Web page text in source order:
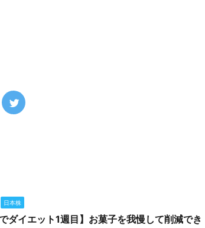
日本株
でダイエット1週目】お菓子を我慢して削減でき